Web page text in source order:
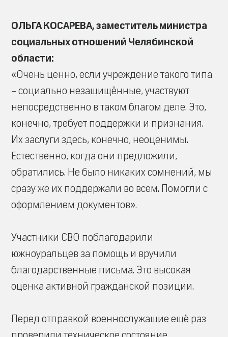
ОЛЬГА КОСАРЕВА, заместитель министра
социальных отношений Челябинской
области:
«Очень ценно, если учреждение такого типа
– социально незащищённые, участвуют
непосредственно в таком благом деле. Это,
конечно, требует поддержки и признания.
Их заслуги здесь, конечно, неоценимы.
Естественно, когда они предложили,
обратились. Не было никаких сомнений, мы
сразу же их поддержали во всем. Помогли с
оформлением документов».
Участники СВО поблагодарили
южноуральцев за помощь и вручили
благодарственные письма. Это высокая
оценка активной гражданской позиции.
Перед отправкой военнослужащие ещё раз